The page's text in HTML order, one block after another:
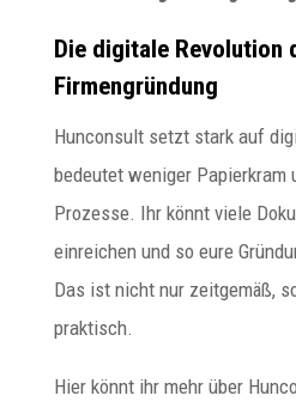
Die digitale Revolution
Firmengründung
Hunconsult setzt stark auf
bedeutet weniger Papierkram
Prozesse. Ihr könnt viele
einreichen und so eure
Das ist nicht nur zeitgemäß,
praktisch.
Hier könnt ihr mehr über